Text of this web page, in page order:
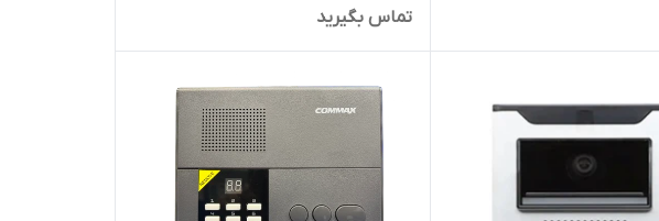
تماس بگیرید